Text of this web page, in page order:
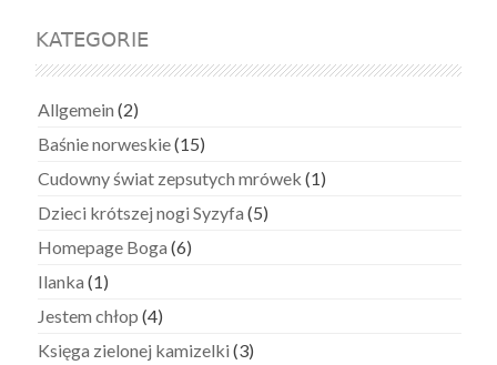
KATEGORIE
Allgemein (2)
Baśnie norweskie(15)
Cudowny świat zepsutych mrówek (1)
Dzieci krótszej nogi Syzyfa (5)
Homepage Boga (6)
Ilanka (1)
Jestem chłop (4)
Księga zielonej kamizelki (3)